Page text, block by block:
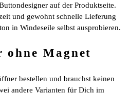
auf der Produktseite.
und gewohnt schnelle Lieferung
in Windeseile selbst ausprobieren.
ohne Magnet
bestellen und brauchst keinen
andere Varianten für Dich im